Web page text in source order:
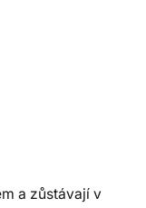
a zůstávají v